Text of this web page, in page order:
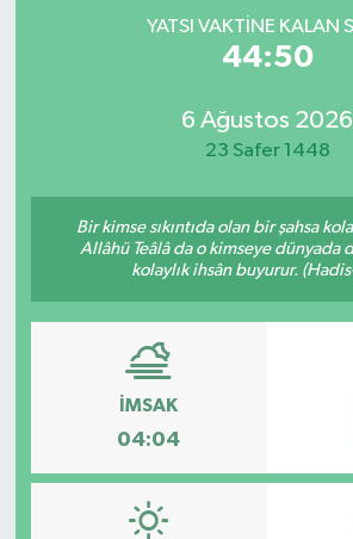
YATSI VAKTİNE KALAN
44:50
6 Ağustos 2026
23 Safer 1448
Bir kimse sıkıntıda olan bir şahsa
Allâhü Teâlâ da o kimseye dünyada
kolaylık ihsân buyurur.
İMSAK
04:04
Ekonomi
Gündem
Kültür & Sanat
Süper Lig Puan Durumu ve
Son Dakika Haberleri
Haber Arşivi